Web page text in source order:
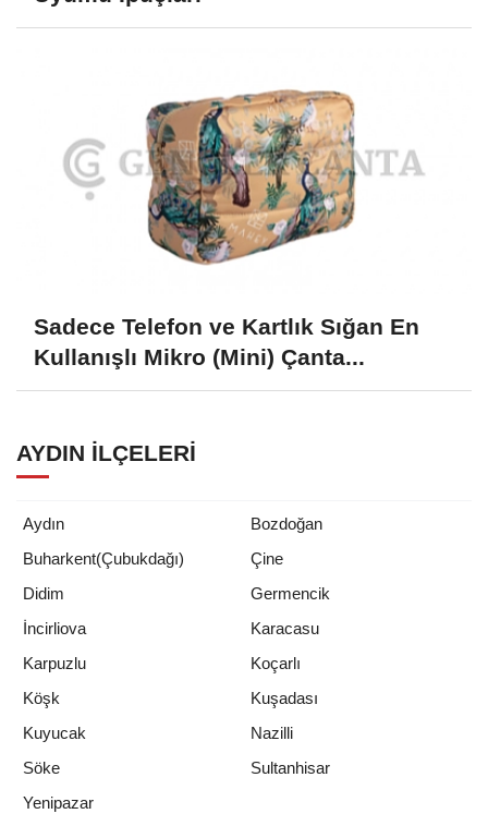
Sadece Telefon ve Kartlık Sığan En
Kullanışlı Mikro (Mini) Çanta...
AYDIN İLÇELERI
Aydın
Bozdoğan
Buharkent(Çubukdağı)
Çine
Didim
Germencik
İncirliova
Karacasu
Karpuzlu
Koçarlı
Köşk
Kuşadası
Kuyucak
Nazilli
Söke
Sultanhisar
Yenipazar